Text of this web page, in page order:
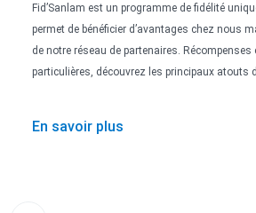
Fid’Sanlam est un programme de fidélité
permet de bénéficier d’avantages chez nous
de notre réseau de partenaires.
particulières, découvrez les principaux atouts
En savoir plus